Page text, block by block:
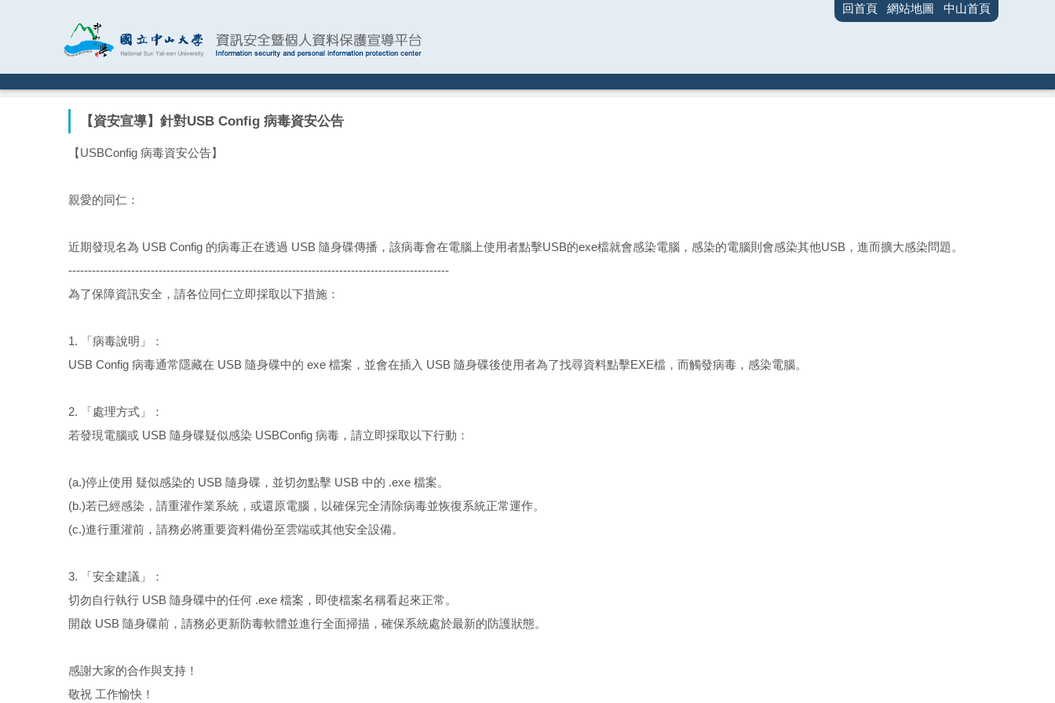
回首頁 網站地圖 中山首頁
【資安宣導】針對USB Config 病毒資安公告
【USBConfig 病毒資安公告】
親愛的同仁：
近期發現名為 USB Config 的病毒正在透過 USB 隨身碟傳播，該病毒會在電腦上使用者點擊USB的exe檔就會感染電腦，感染的電腦則會感染其他USB，進而擴大感染問題。
-------------------------------------------------------------------------------------------------
為了保障資訊安全，請各位同仁立即採取以下措施：
1. 「病毒說明」：
USB Config 病毒通常隱藏在 USB 隨身碟中的 exe 檔案，並會在插入 USB 隨身碟後使用者為了找尋資料點擊EXE檔，而觸發病毒，感染電腦。
2. 「處理方式」：
若發現電腦或 USB 隨身碟疑似感染 USBConfig 病毒，請立即採取以下行動：
(a.)停止使用 疑似感染的 USB 隨身碟，並切勿點擊 USB 中的 .exe 檔案。
(b.)若已經感染，請重灌作業系統，或還原電腦，以確保完全清除病毒並恢復系統正常運作。
(c.)進行重灌前，請務必將重要資料備份至雲端或其他安全設備。
3. 「安全建議」：
切勿自行執行 USB 隨身碟中的任何 .exe 檔案，即使檔案名稱看起來正常。
開啟 USB 隨身碟前，請務必更新防毒軟體並進行全面掃描，確保系統處於最新的防護狀態。
感謝大家的合作與支持！
敬祝 工作愉快！